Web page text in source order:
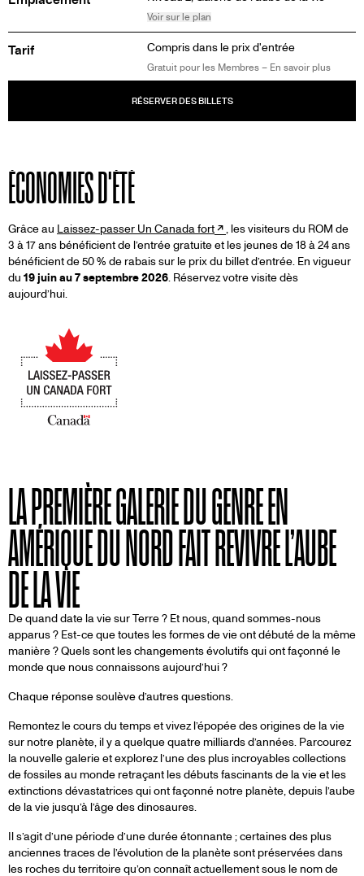
Voir sur le plan
Tarif Compris dans le prix d'entrée
Gratuit pour les Membres – En savoir plus
ÉCONOMIES
D'ÉTÉ
ÉCONOMIES D'ÉTÉ
Grâce au Laissez-passer Un Canada fort
, les visiteurs du ROM de
3 à 17 ans bénéficient de l’entrée gratuite et les jeunes de 18 à 24 ans
bénéficient de 50 % de rabais sur le prix du billet d’entrée. En vigueur
du 19 juin au 7 septembre 2026. Réservez votre visite dès
aujourd’hui.
LA PREMIÈRE GALERIE DU GENRE EN
AMÉRIQUE DU NORD FAIT REVIVRE L’AUBE
DE LA VIE
De quand date la vie sur Terre ? Et nous, quand sommes-nous
apparus ? Est-ce que toutes les formes de vie ont débuté de la même
manière ? Quels sont les changements évolutifs qui ont façonné le
monde que nous connaissons aujourd’hui ?
Chaque réponse soulève d’autres questions.
Remontez le cours du temps et vivez l’épopée des origines de la vie
sur notre planète, il y a quelque quatre milliards d’années. Parcourez
la nouvelle galerie et explorez l’une des plus incroyables collections
de fossiles au monde retraçant les débuts fascinants de la vie et les
extinctions dévastatrices qui ont façonné notre planète, depuis l’aube
de la vie jusqu’à l’âge des dinosaures.
Il s’agit d’une période d’une durée étonnante ; certaines des plus
anciennes traces de l’évolution de la planète sont préservées dans
les roches du territoire qu’on connaît actuellement sous le nom de